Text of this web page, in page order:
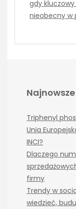
gdy
nieobecny w
Triphenyl
Unia
INCI?
Dlaczego
firmy
Trendy w
wiedzieć,